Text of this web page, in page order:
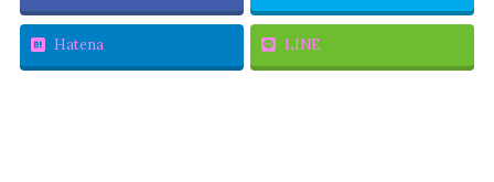
Hatena LINE